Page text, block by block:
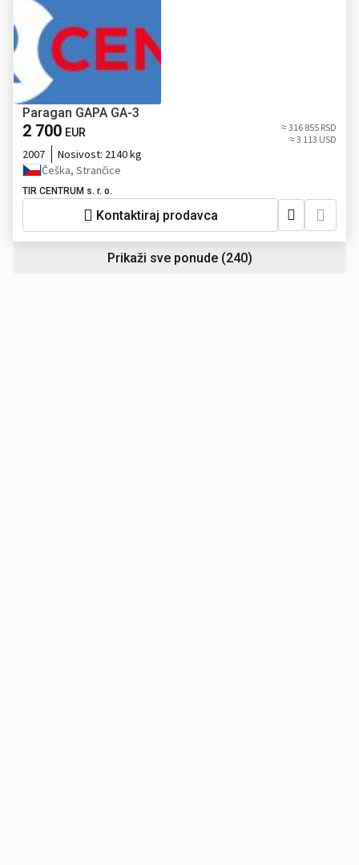
Paragan GAPA GA-3
2 700 EUR
≈ 316 855 RSD
≈ 3 113 USD
2007 Nosivost: 2140 kg
Češka, Strančice
TIR CENTRUM s. r. o.
Kontaktiraj prodavca
Prikaži sve ponude (240)